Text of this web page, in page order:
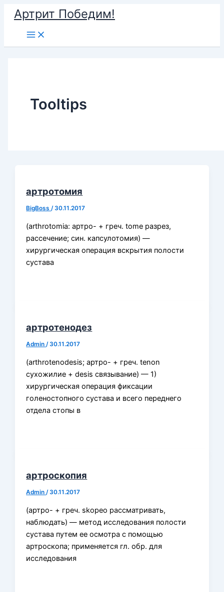
Перейти
содержимому
Артрит Победим!
Main
Menu
Tooltips
артротомия
BigBoss/30.11.2017
(arthrotomia: артро- + греч. tome разрез,
рассечение; син. капсулотомия) —
хирургическая операция вскрытия полости
сустава
артротенодез
Admin/30.11.2017
(arthrotenodesis; артро- + греч. tenon
сухожилие + desis связывание) — 1)
хирургическая операция фиксации
голеностопного сустава и всего переднего
отдела стопы в
артроскопия
Admin/30.11.2017
(артро- + греч. skopeo рассматривать,
наблюдать) — метод исследования полости
сустава путем ее осмотра с помощью
артроскопа; применяется гл. обр. для
исследования